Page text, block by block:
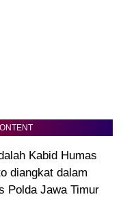
Kabid Humas
diangkat dalam
Polda Jawa Timur